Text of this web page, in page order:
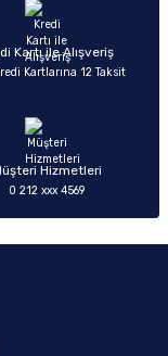
Kartı ile Alışveriş
Kartlarına 12 Taksit
Hizmetleri
0 212 xxx 4569